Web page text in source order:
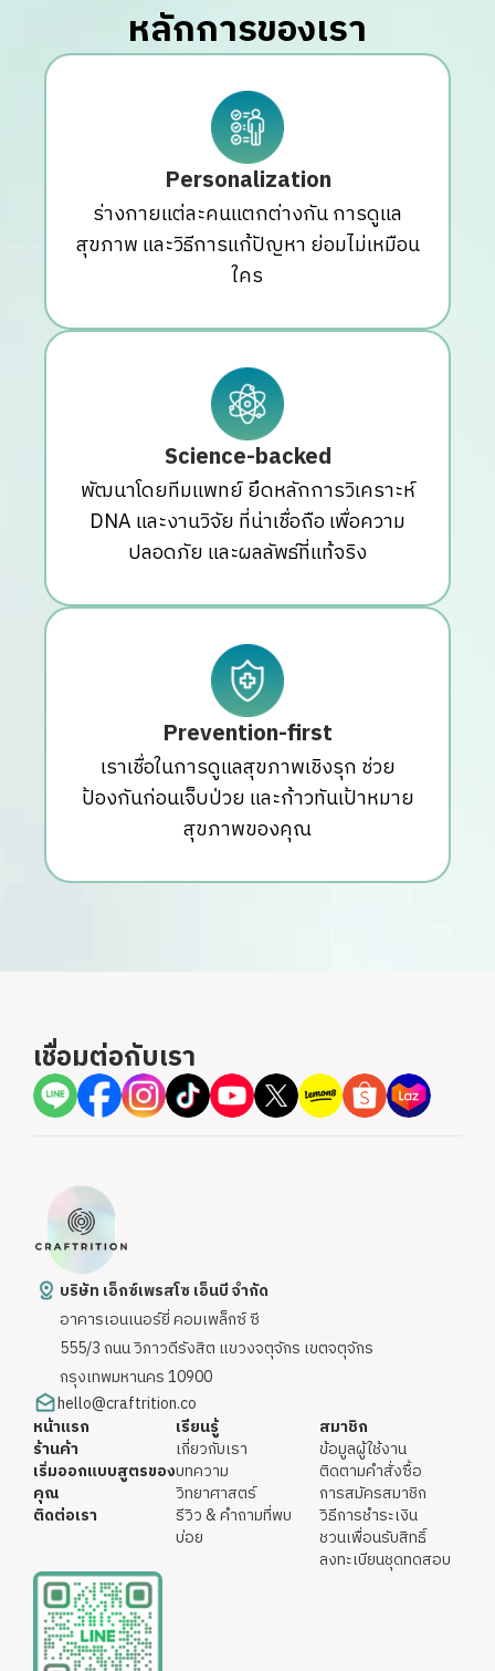
หลักการของเรา
Personalization
ร่างกายแต่ละคนแตกต่างกัน การดูแล
สุขภาพ และวิธีการแก้ปัญหา ย่อมไม่เหมือน
ใคร
Science-backed
พัฒนาโดยทีมแพทย์ ยึดหลักการวิเคราะห์
DNA และงานวิจัย ที่น่าเชื่อถือ เพื่อความ
ปลอดภัย และผลลัพธ์ที่แท้จริง
Prevention-first
เราเชื่อในการดูแลสุขภาพเชิงรุก ช่วย
ป้องกันก่อนเจ็บป่วย และก้าวทันเป้าหมาย
สุขภาพของคุณ
เชื่อมต่อกับเรา
บริษัท เอ็กซ์เพรสโซ เอ็นบี จำกัด
อาคารเอนเนอร์ยี่ คอมเพล็กซ์ ซี
555/3 ถนน วิภาวดีรังสิต แขวงจตุจักร เขตจตุจักร
กรุงเทพมหานคร 10900
hello@craftrition.co
หน้าแรก
ร้านค้า
เริ่มออกแบบสูตรของ
คุณ
ติดต่อเรา
เรียนรู้
เกี่ยวกับเรา
บทความ
วิทยาศาสตร์
รีวิว & คำถามที่พบ
บ่อย
สมาชิก
ข้อมูลผู้ใช้งาน
ติดตามคำสั่งซื้อ
การสมัครสมาชิก
วิธีการชำระเงิน
ชวนเพื่อนรับสิทธิ์
ลงทะเบียนชุดทดสอบ